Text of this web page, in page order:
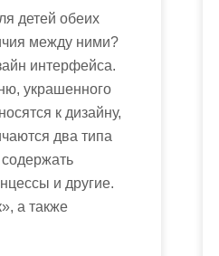
детей обеих
между ними?
интерфейса.
украшенного
к дизайну,
два типа
и другие.
а также